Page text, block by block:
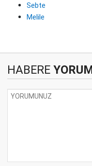
Sebte
Melile
HABERE